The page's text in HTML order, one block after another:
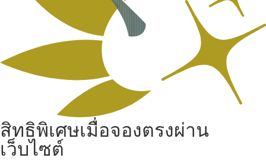
สิทธิพิเศษเมื่อจองตรงผ่าน
เว็บไซต์